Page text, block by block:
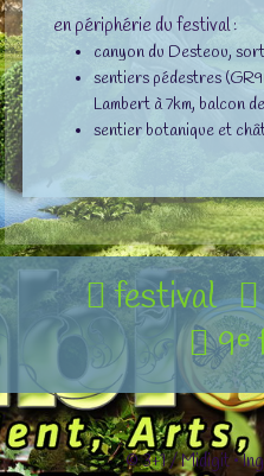
en périphérie du festival :
canyon du Desteou,
sentiers pédestres
Lambert à 7km, balcon
sentier botanique et
festival
9ᵉ
© 3+1 / Midigit •